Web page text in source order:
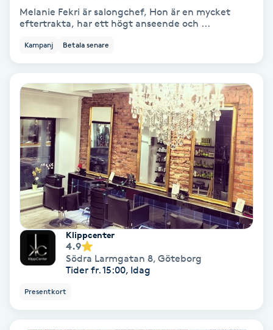
Tuina-massage
Taktil massage
Tandblekning
Tandläkare
Tatuering
Tatueringsborttagning
Terapi
Thaimassage
Toning
Melanie Fekri är salongchef, Hon är en mycket
eftertrakta, har ett högt anseende och ...
Kampanj Betala senare
Klippcenter
4.9
Södra Larmgatan 8, Göteborg
Tider fr. 15:00, Idag
Presentkort